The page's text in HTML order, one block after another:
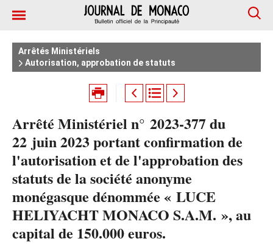
Arrêtés Ministériels
Autorisation, approbation de statuts
Arrêté Ministériel n° 2023-377 du
22 juin 2023 portant confirmation de
l'autorisation et de l'approbation des
statuts de la société anonyme
monégasque dénommée « LUCE
HELIYACHT MONACO S.A.M. », au
capital de 150.000 euros.